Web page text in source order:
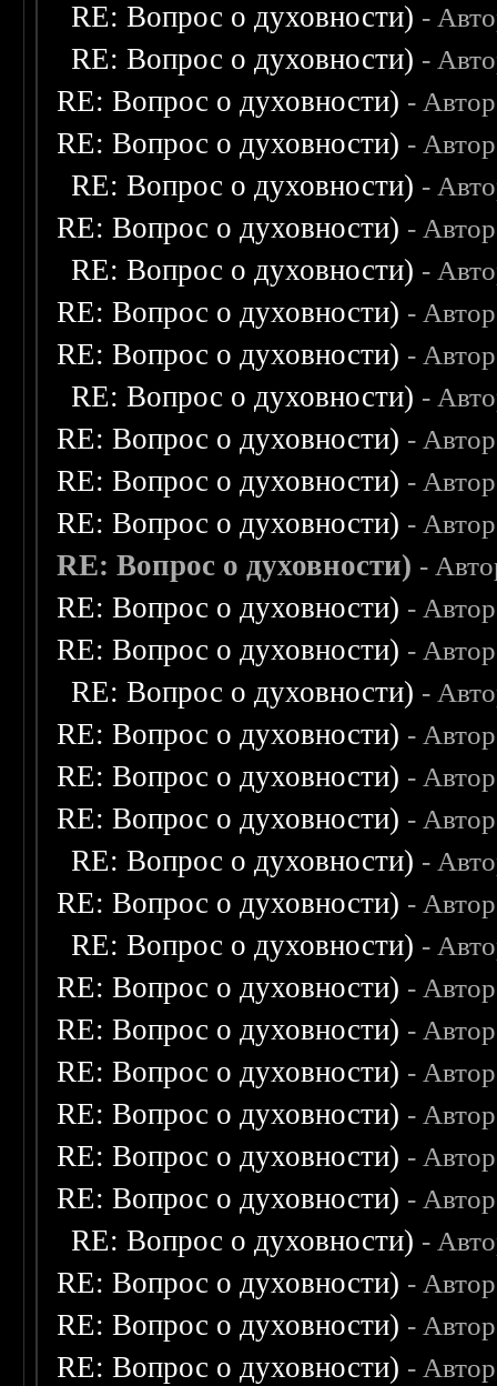
RE: Вопрос о духовности) -
RE: Вопрос о духовности) -
RE: Вопрос о духовности) -
RE: Вопрос о духовности) -
RE: Вопрос о духовности) -
RE: Вопрос о духовности) -
RE: Вопрос о духовности) -
RE: Вопрос о духовности) -
RE: Вопрос о духовности) -
RE: Вопрос о духовности) -
RE: Вопрос о духовности) -
RE: Вопрос о духовности) -
RE: Вопрос о духовности) -
RE: Вопрос о духовности) -
RE: Вопрос о духовности) -
RE: Вопрос о духовности) -
RE: Вопрос о духовности) -
RE: Вопрос о духовности) -
RE: Вопрос о духовности) -
RE: Вопрос о духовности) -
RE: Вопрос о духовности) -
RE: Вопрос о духовности) -
RE: Вопрос о духовности) -
RE: Вопрос о духовности) -
RE: Вопрос о духовности) -
RE: Вопрос о духовности) -
RE: Вопрос о духовности) -
RE: Вопрос о духовности) -
RE: Вопрос о духовности) -
RE: Вопрос о духовности) -
RE: Вопрос о духовности) -
RE: Вопрос о духовности) -
RE: Вопрос о духовности) -